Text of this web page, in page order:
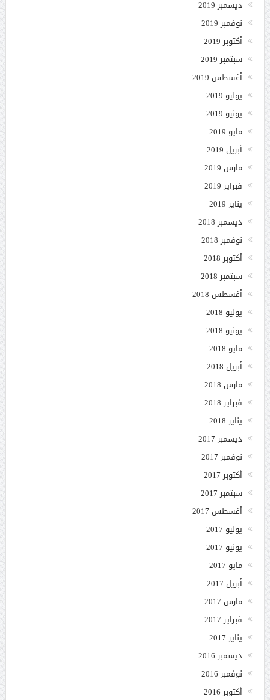
ديسمبر 2019
نوفمبر 2019
أكتوبر 2019
سبتمبر 2019
أغسطس 2019
يوليو 2019
يونيو 2019
مايو 2019
أبريل 2019
مارس 2019
فبراير 2019
يناير 2019
ديسمبر 2018
نوفمبر 2018
أكتوبر 2018
سبتمبر 2018
أغسطس 2018
يوليو 2018
يونيو 2018
مايو 2018
أبريل 2018
مارس 2018
فبراير 2018
يناير 2018
ديسمبر 2017
نوفمبر 2017
أكتوبر 2017
سبتمبر 2017
أغسطس 2017
يوليو 2017
يونيو 2017
مايو 2017
أبريل 2017
مارس 2017
فبراير 2017
يناير 2017
ديسمبر 2016
نوفمبر 2016
أكتوبر 2016